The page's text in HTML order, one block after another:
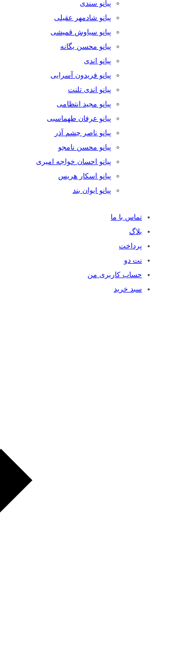
پیانو سندی
پیانو شادمهر عقیلی
پیانو سیاوش قمیشی
پیانو محسن یگانه
پیانو اندی
پیانو فریدون آسرایی
پیانو اندی تلنت
پیانو مجید انتظامی
پیانو عرفان طهماسبی
پیانو ناصر چشم آذر
پیانو محسن نامجو
پیانو احسان خواجه امیری
پیانو اسکار هریس
پیانو ایوان بند
تماس با ما
بلاگ
پرداخت
نت دو
حساب کاربری من
سبد خرید